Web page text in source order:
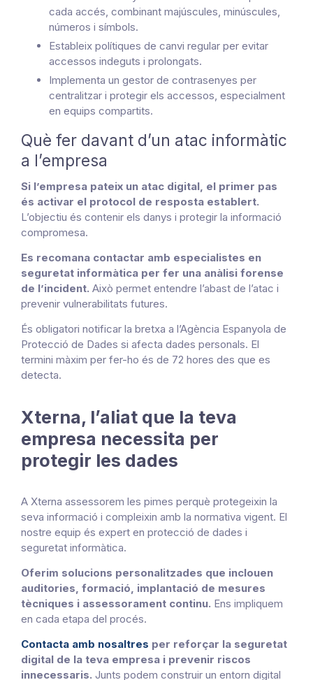
cada accés, combinant majúscules, minúscules,
números i símbols.
Estableix polítiques de canvi regular per evitar
accessos indeguts i prolongats.
Implementa un gestor de contrasenyes per
centralitzar i protegir els accessos, especialment
en equips compartits.
Què fer davant d’un atac informàtic
a l’empresa
Si l’empresa pateix un atac digital, el primer pas
és activar el protocol de resposta establert.
L’objectiu és contenir els danys i protegir la informació
compromesa.
Es recomana contactar amb especialistes en
seguretat informàtica per fer una anàlisi forense
de l’incident. Això permet entendre l’abast de l’atac i
prevenir vulnerabilitats futures.
És obligatori notificar la bretxa a l’Agència Espanyola de
Protecció de Dades si afecta dades personals. El
termini màxim per fer-ho és de 72 hores des que es
detecta.
Xterna, l’aliat que la teva
empresa necessita per
protegir les dades
A Xterna assessorem les pimes perquè protegeixin la
seva informació i compleixin amb la normativa vigent. El
nostre equip és expert en protecció de dades i
seguretat informàtica.
Oferim solucions personalitzades que inclouen
auditories, formació, implantació de mesures
tècniques i assessorament continu. Ens impliquem
en cada etapa del procés.
Contacta amb nosaltres per reforçar la seguretat
digital de la teva empresa i prevenir riscos
innecessaris. Junts podem construir un entorn digital